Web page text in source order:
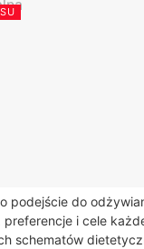
podejście do
i cele
schematów